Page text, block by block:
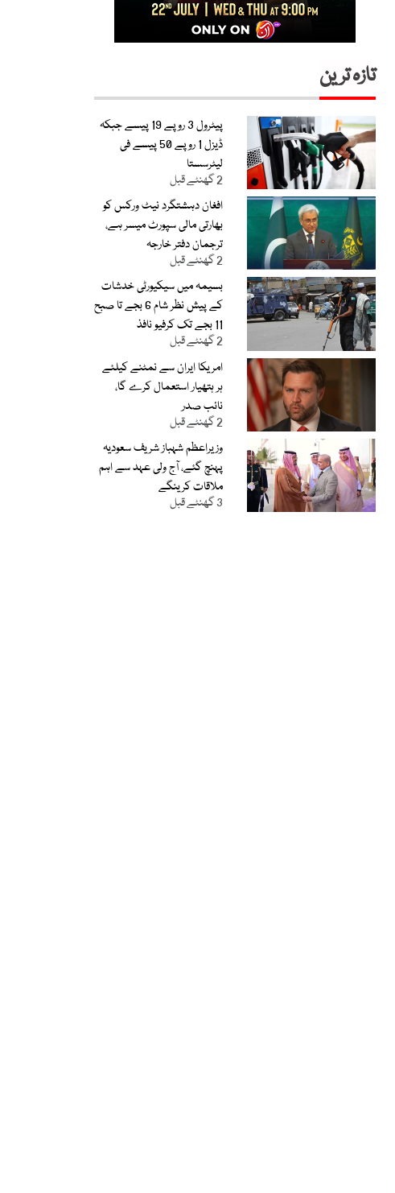
تازہ ترین
پیٹرول 3 روپے 19 پیسے جبکہ
ڈیزل 1 روپے 50 پیسے فی
لیٹرسستا
2 گھنٹے قبل
افغان دہشتگرد نیٹ ورکس کو
بھارتی مالی سپورٹ میسر ہے،
ترجمان دفتر خارجہ
2 گھنٹے قبل
بسیمہ میں سیکیورٹی خدشات
کے پیش نظر شام 6 بجے تا صبح
11 بجے تک کرفیو نافذ
2 گھنٹے قبل
امریکا ایران سے نمٹنے کیلئے
ہر ہتھیار استعمال کرے گا،
نائب صدر
2 گھنٹے قبل
وزیراعظم شہباز شریف سعودیہ
پہنچ گئے، آج ولی عہد سے اہم
ملاقات کرینگے
3 گھنٹے قبل